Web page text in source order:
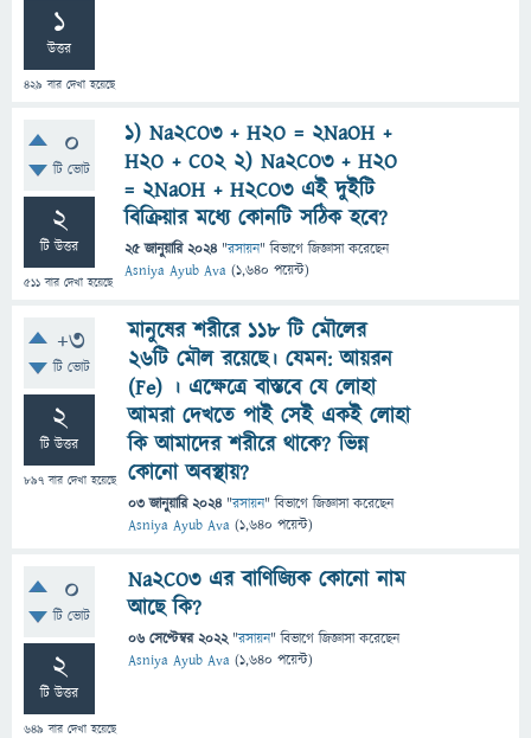
1
উত্তর
429 বার দেখা হয়েছে
0
টি ভোট
2
টি উত্তর
511 বার দেখা হয়েছে
1) Na2CO3 + H2O = 2NaOH +
H2O + CO2 2) Na2CO3 + H2O
= 2NaOH + H2CO3 এই দুইটি
বিক্রিয়ার মধ্যে কোনটি সঠিক হবে?
25 জানুয়ারি 2024 "রসায়ন" বিভাগে জিজ্ঞাসাকরেছেন
Asniya Ayub Ava (1,640 পয়েন্ট)
+3
টি ভোট
2
টি উত্তর
897 বার দেখা হয়েছে
মানুষের শরীরে ১১৮ টি মৌলের
২৬টি মৌল রয়েছে। যেমন: আয়রন
(Fe) । এক্ষেত্রে বাস্তবে যে লোহা
আমরা দেখতে পাই সেই একই লোহা
কি আমাদের শরীরে থাকে? ভিন্ন
কোনো অবস্থায়?
03 জানুয়ারি 2024 "রসায়ন" বিভাগে জিজ্ঞাসাকরেছেন
Asniya Ayub Ava (1,640 পয়েন্ট)
0
টি ভোট
2
টি উত্তর
649 বার দেখা হয়েছে
Na2CO3 এর বাণিজ্যিক কোনো নাম
আছে কি?
06 সেপ্টেম্বর 2022 "রসায়ন" বিভাগে জিজ্ঞাসাকরেছেন
Asniya Ayub Ava (1,640 পয়েন্ট)